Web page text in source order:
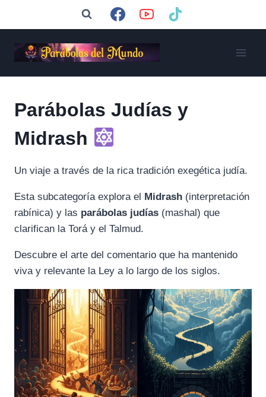
Parábolas Judías y
Midrash
Un viaje a través de la rica tradición exegética judía.
Esta subcategoría explora el Midrash (interpretación
rabínica) y las parábolas judías (mashal) que
clarifican la Torá y el Talmud.
Descubre el arte del comentario que ha mantenido
viva y relevante la Ley a lo largo de los siglos.